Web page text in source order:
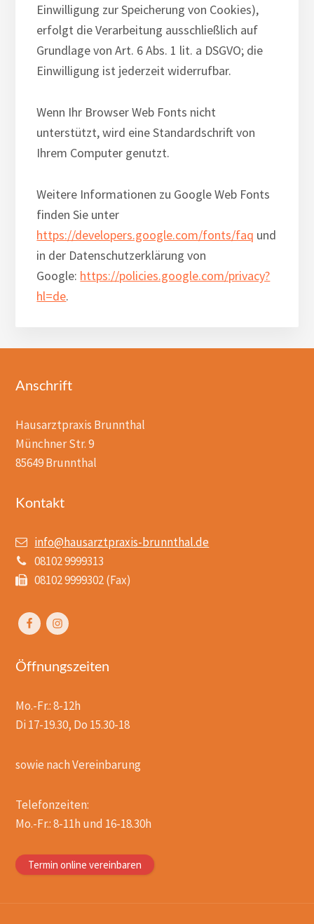
Einwilligung zur Speicherung von Cookies),
erfolgt die Verarbeitung ausschließlich auf
Grundlage von Art. 6 Abs. 1 lit. a DSGVO; die
Einwilligung ist jederzeit widerrufbar.
Wenn Ihr Browser Web Fonts nicht
unterstützt, wird eine Standardschrift von
Ihrem Computer genutzt.
Weitere Informationen zu Google Web Fonts
finden Sie unter
https://developers.google.com/fonts/faq und
in der Datenschutzerklärung von
Google: https://policies.google.com/privacy?
hl=de.
Footer
Anschrift
Hausarztpraxis Brunnthal
Münchner Str. 9
85649 Brunnthal
Kontakt
info@hausarztpraxis-brunnthal.de
08102 9999313
08102 9999302 (Fax)
Öffnungszeiten
Mo.-Fr.: 8-12h
Di 17-19.30, Do 15.30-18
sowie nach Vereinbarung
Telefonzeiten:
Mo.-Fr.: 8-11h und 16-18.30h
Termin online vereinbaren